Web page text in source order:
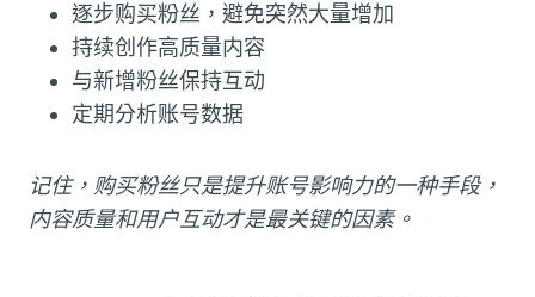
逐步购买粉丝，避免突然大量增加
持续创作高质量内容
与新增粉丝保持互动
定期分析账号数据
记住，购买粉丝只是提升账号影响力的一种手段，
内容质量和用户互动才是最关键的因素。